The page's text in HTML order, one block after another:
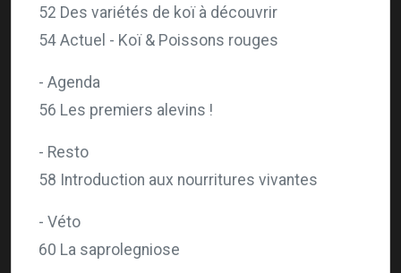
52 Des variétés de koï à découvrir
54 Actuel - Koï & Poissons rouges
- Agenda
56 Les premiers alevins !
- Resto
58 Introduction aux nourritures vivantes
- Véto
60 La saprolegniose